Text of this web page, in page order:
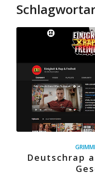
Deutschrap